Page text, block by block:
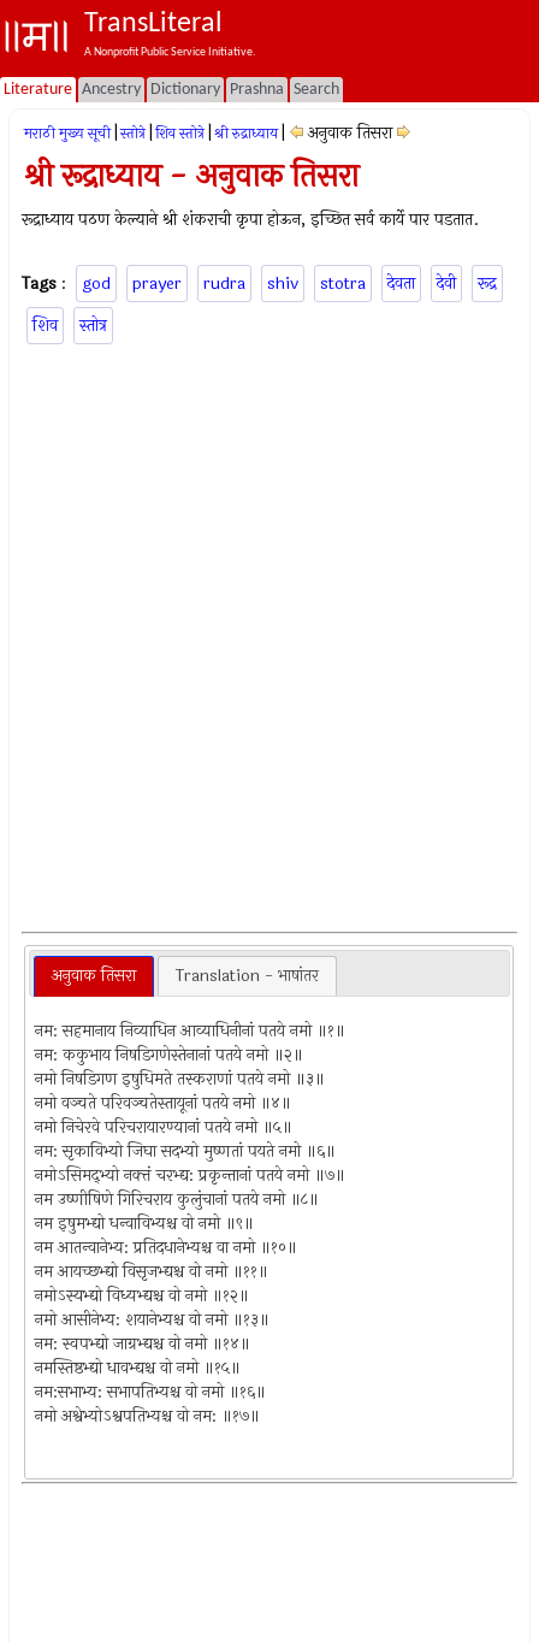
TransLiteral
A Nonprofit Public Service Initiative.
Literature Ancestry Dictionary Prashna Search
मराठी मुख्य सूची स्तोत्रे शिव स्तोत्रे श्री रुद्राध्याय अनुवाक तिसरा
श्री रूद्राध्याय - अनुवाक तिसरा
रूद्राध्याय पठण केल्याने श्री शंकराची कृपा होऊन, इच्छित सर्व कार्ये पार पडतात.
Tags : god prayer rudra shiv stotra देवता देवी
रूद्र
शिव
स्तोत्र
अनुवाक तिसरा Translation - भाषांतर
नम: सहमानाय निव्याधिन आव्याधिनीनां पतये नमो ॥१॥
नम: ककुभाय निषडिगणेस्तेनानां पतये नमो ॥२॥
नमो निषडिगण इषुधिमते तस्कराणां पतये नमो ॥३॥
नमो वञ्चते परिवञ्चतेस्तायूनां पतये नमो ॥४॥
नमो निचेरवे परिचरायारण्यानां पतये नमो ॥५॥
नम: सृकाविभ्यो जिघा सदभ्यो मुष्णतां पयते नमो ॥६॥
नमोऽसिमद्‌भ्यो नक्त्तं चरभ्द्य: प्रकृन्तानां पतये नमो ॥७॥
नम उष्णीषिणे गिरिचराय कुलुंचानां पतये नमो ॥८॥
नम इषुमभ्द्यो धन्वाविभ्यश्च वो नमो ॥९॥
नम आतन्वानेभ्य: प्रतिदधानेभ्यश्च वा नमो ॥१०॥
नम आयच्छभ्द्यो विसृजभ्द्यश्च वो नमो ॥११॥
नमोऽस्यभ्द्यो विध्यभ्द्यश्च वो नमो ॥१२॥
नमो आसीनेभ्य: शयानेभ्यश्च वो नमो ॥१३॥
नम: स्वपभ्द्यो जाग्रभ्द्यश्च वो नमो ॥१४॥
नमस्तिष्ठभ्द्यो धावभ्द्यश्च वो नमो ॥१५॥
नम:सभाभ्य: सभापतिभ्यश्च वो नमो ॥१६॥
नमो अश्वेभ्योऽश्वपतिभ्यश्च वो नम: ॥१७॥